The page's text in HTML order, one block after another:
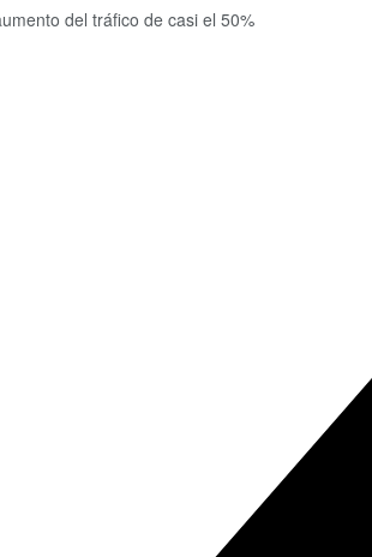
del tráfico de casi el 50%